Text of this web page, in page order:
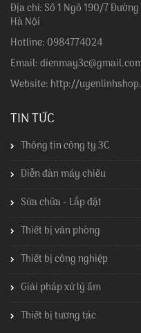
Địa chỉ: Số 1 Ngõ 190/7
Hà Nội
Hotline: 0984774024
Email:
Website: http://
TIN TỨC
Thông tin công ty 3C
Diễn đàn máy chiếu
Sửa chữa - Lắp đặt
Thiết bị văn phòng
Thiết bị công nghiệp
Giải pháp xử lý ẩm
Thiết bị tương tác